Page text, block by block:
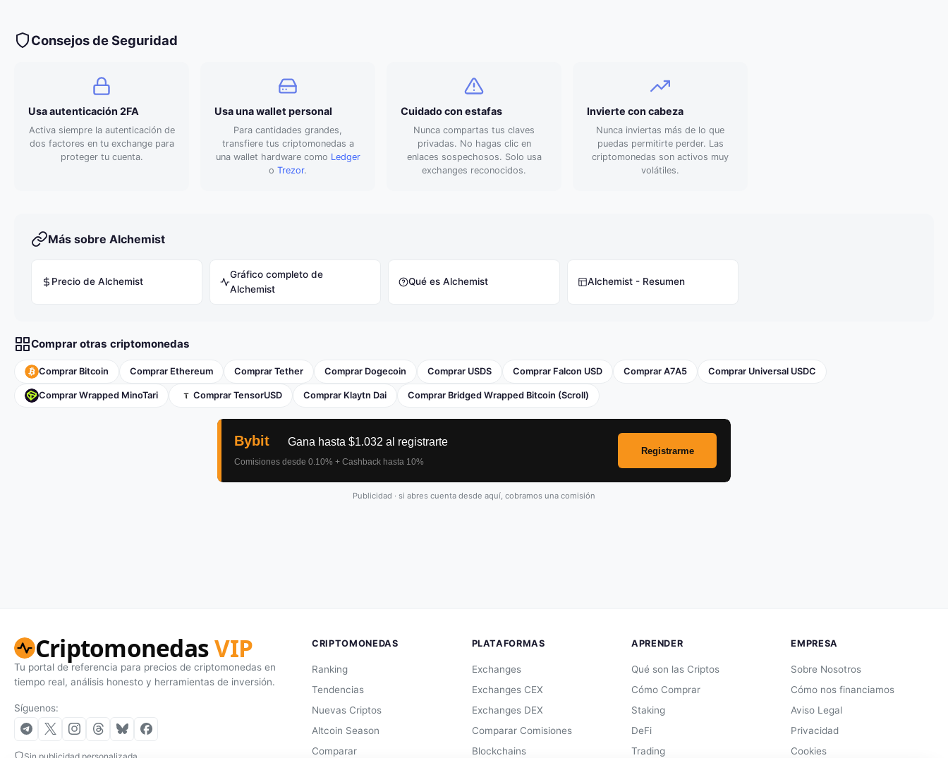
Consejos de Seguridad
Usa autenticación 2FA
Activa siempre la autenticación de
dos factores en tu exchange para
proteger tu cuenta.
Usa una wallet personal
Para cantidades grandes,
transfiere tus criptomonedas a
una wallet hardware como Ledger
o Trezor.
Cuidado con estafas
Nunca compartas tus claves
privadas. No hagas clic en
enlaces sospechosos. Solo usa
exchanges reconocidos.
Invierte con cabeza
Nunca inviertas más de lo que
puedas permitirte perder. Las
criptomonedas son activos muy
volátiles.
Más sobre Alchemist
Precio de Alchemist
Gráfico completo de
Alchemist
Qué es Alchemist Alchemist - Resumen
Comprar otras criptomonedas
Comprar Bitcoin Comprar Ethereum Comprar Tether Comprar Dogecoin Comprar USDS Comprar Falcon USD Comprar A7A5 Comprar Universal USDC
Comprar Wrapped MinoTari Comprar TensorUSD Comprar Klaytn Dai Comprar Bridged Wrapped Bitcoin (Scroll)
Publicidad · si abres cuenta desde aquí, cobramos una comisión
CriptomonedasVIP
Tu portal de referencia para precios de criptomonedas en
tiempo real, análisis honesto y herramientas de inversión.
Síguenos:
CRIPTOMONEDAS
Ranking
Tendencias
Nuevas Criptos
Altcoin Season
Comparar
PLATAFORMAS
Exchanges
Exchanges CEX
Exchanges DEX
Comparar Comisiones
Blockchains
APRENDER
Qué son las Criptos
Cómo Comprar
Staking
DeFi
Trading
EMPRESA
Sobre Nosotros
Cómo nos financiamos
Aviso Legal
Privacidad
Cookies